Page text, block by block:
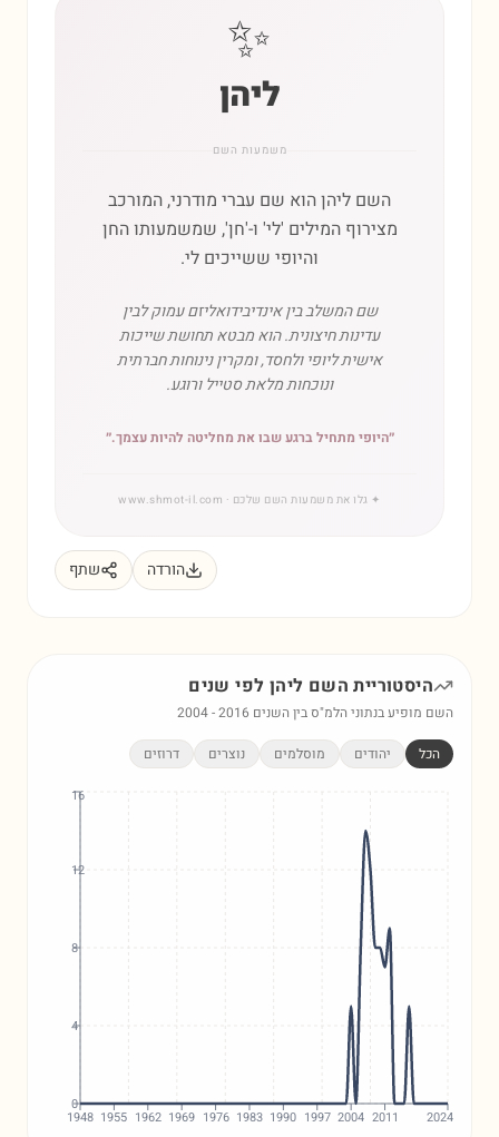
✨
ליהן
משמעות השם
השם ליהן הוא שם עברי מודרני, המורכב
מצירוף המילים 'לי' ו-'חן', שמשמעותו החן
והיופי ששייכים לי.
שם המשלב בין אינדיבידואליזם עמוק לבין
עדינות חיצונית. הוא מבטא תחושת שייכות
אישית ליופי ולחסד, ומקרין נינוחות חברתית
ונוכחות מלאת סטייל ורוגע.
״היופי מתחיל ברגע שבו את מחליטה להיות עצמך.״
✦ גלו את משמעות השם שלכם · www.shmot-il.com
הורדה שתף
היסטוריית השם ליהן לפי שנים
השם מופיע בנתוני הלמ"ס בין השנים 2004-2016
הכל יהודים מוסלמים נוצרים דרוזים
1948 1955 1962 1969 1976 1983 1990 1997 2004 2011 2024
0
4
8
12
16